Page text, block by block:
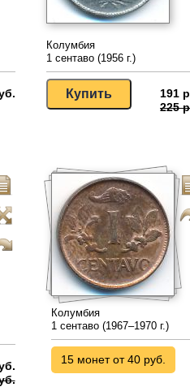
Колумбия
1 сентаво (1956 г.)
191
225
Колумбия
1 сентаво (1967–1970 г.)
15 монет от 40 руб.